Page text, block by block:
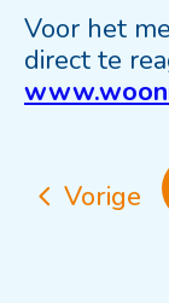
Voor het
direct te
Vorige